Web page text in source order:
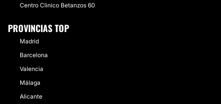
Centro Clinico Betanzos 60
PROVINCIAS TOP
Madrid
Barcelona
Valencia
Málaga
Alicante